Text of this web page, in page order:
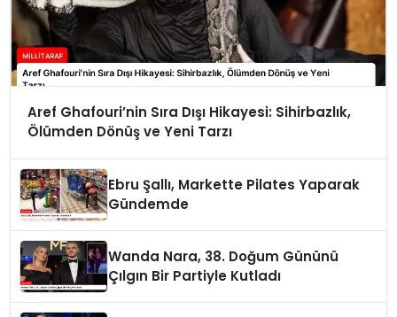
Aref Ghafouri’nin Sıra Dışı Hikayesi: Sihirbazlık,
Ölümden Dönüş ve Yeni Tarzı
Ebru Şallı, Markette Pilates Yaparak
Gündemde
Wanda Nara, 38. Doğum Gününü
Çılgın Bir Partiyle Kutladı